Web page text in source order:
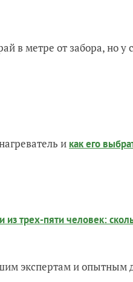
в метре от забора, но
и как его
трех-пяти человек:
экспертам и опытным